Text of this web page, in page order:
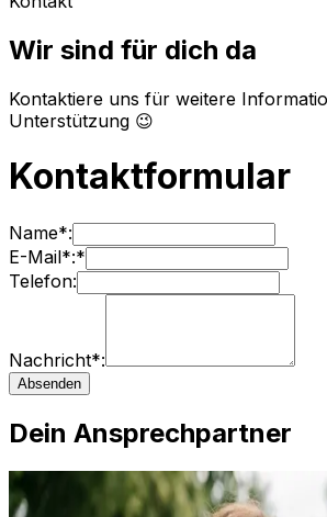
Wir sind für dich da
Kontaktiere uns für weitere
Unterstützung 😉
Kontaktformular
Name*:
E-Mail*:*
Telefon:
Nachricht*:
Absenden
Dein Ansprechpartner